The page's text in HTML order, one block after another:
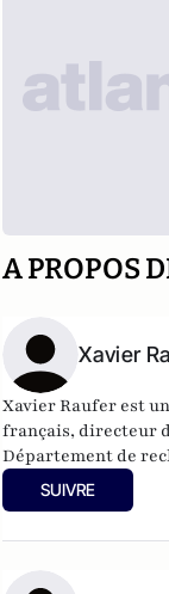
A PROPOS
Xavier
Xavier Raufer est
français, directeur
Département de
criminelles
Paris II, et auteur
SUIVRE